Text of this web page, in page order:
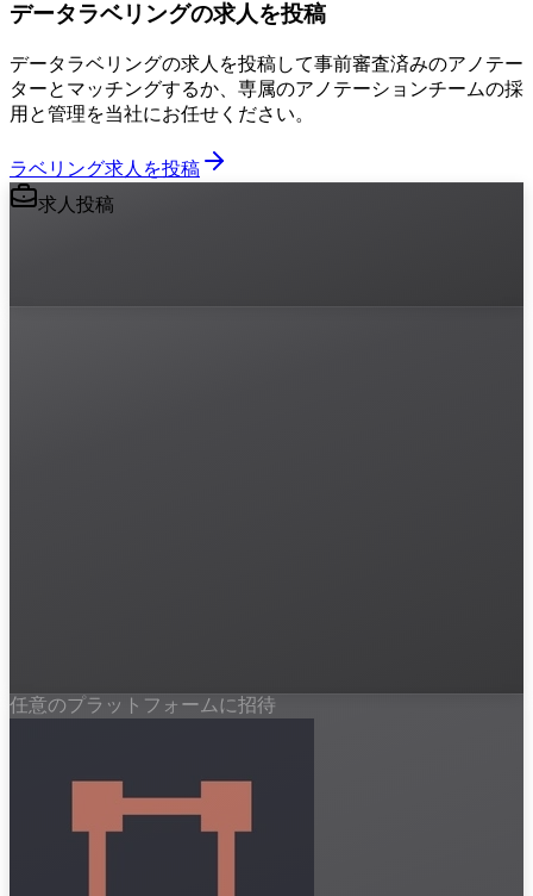
データラベリングの求人を投稿
データラベリングの求人を投稿して事前審査済みのアノテー
ターとマッチングするか、専属のアノテーションチームの採
用と管理を当社にお任せください。
ラベリング求人を投稿
求人投稿
任意のプラットフォームに招待